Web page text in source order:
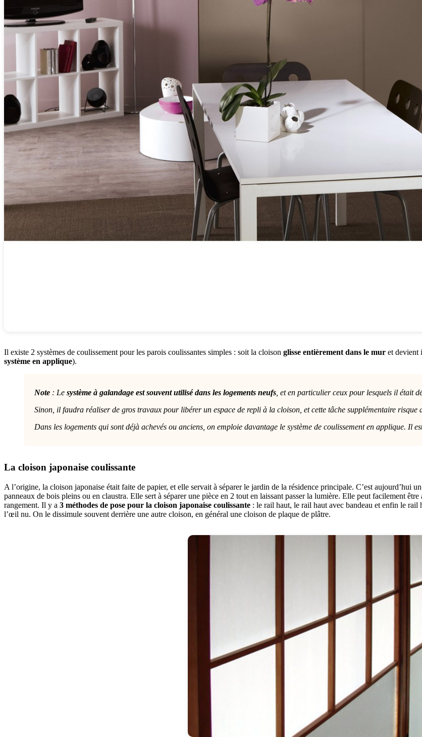
Il existe 2 systèmes de coulissement pour les parois coulissantes simples : soit la cloison glisse entièrement dans le mur et devient
système en applique).
Note : Le système à galandage est souvent utilisé dans les logements neufs , et en particulier ceux pour lesquels il était
Sinon, il faudra réaliser de gros travaux pour libérer un espace de repli à la cloison, et cette tâche supplémentaire risque
Dans les logements qui sont déjà achevés ou anciens, on emploie davantage le système de coulissement en applique. Il
La cloison japonaise coulissante
A l’origine, la cloison japonaise était faite de papier, et elle servait à séparer le jardin de la résidence principale. C’est aujourd’hui
panneaux de bois pleins ou en claustra. Elle sert à séparer une pièce en 2 tout en laissant passer la lumière. Elle peut facilement
rangement. Il y a 3 méthodes de pose pour la cloison japonaise coulissante : le rail haut, le rail haut avec bandeau et enfin le rail
l’œil nu. On le dissimule souvent derrière une autre cloison, en général une cloison de plaque de plâtre.